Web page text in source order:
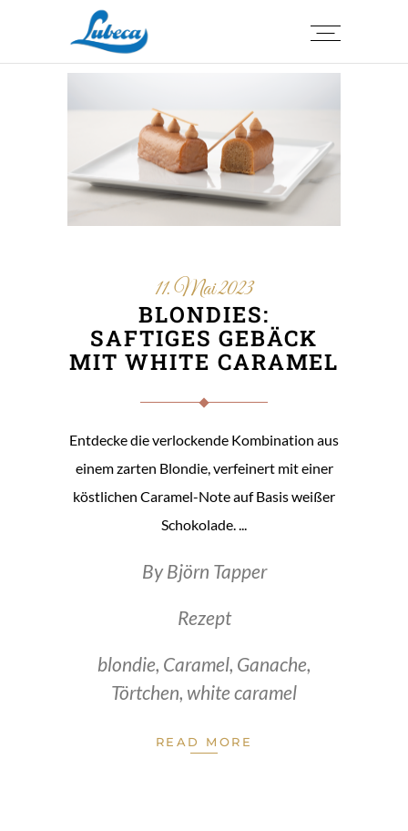
11. Mai 2023
BLONDIES:
SAFTIGES GEBÄCK
MIT WHITE CARAMEL
Entdecke die verlockende Kombination aus
einem zarten Blondie, verfeinert mit einer
köstlichen Caramel-Note auf Basis weißer
Schokolade.
ByBjörn Tapper
Rezept
blondie, Caramel, Ganache,
Törtchen, white caramel
READ MORE